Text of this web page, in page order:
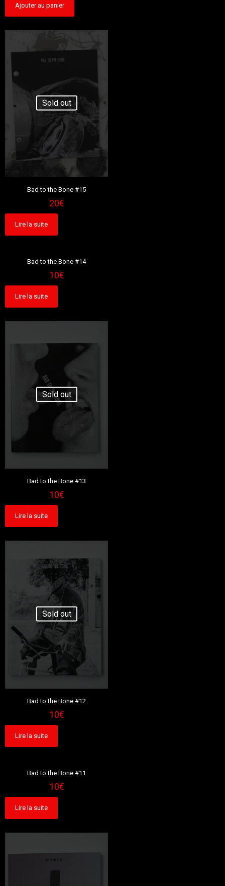
Ajouter au panier
Sold out
Bad to the Bone #15
20€
Lire la suite
Bad to the Bone #14
10€
Lire la suite
Sold out
Bad to the Bone #13
10€
Lire la suite
Sold out
Bad to the Bone #12
10€
Lire la suite
Bad to the Bone #11
10€
Lire la suite